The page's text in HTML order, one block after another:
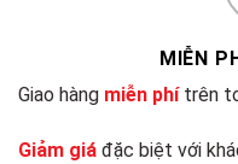
MIỄN
Giao hàng miễn phítrên
Giảm giá đặc biệt với